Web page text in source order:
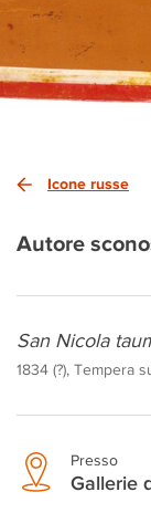
Icone russe
Autore
San Nicola
1834 (?), Tempera
Presso
Gallerie